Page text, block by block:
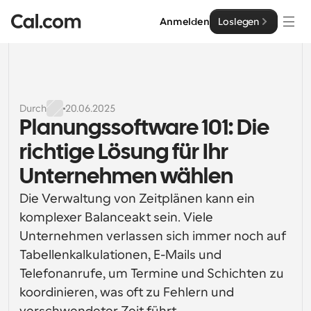
Anmelden Loslegen
Lösungen
Nach Teamgröße
Für Einzelpersonen
Persönliche Terminplanung einfach gemacht
Für Teams
Kollaborative Planung für Gruppen
Für Entwickler
Für Unternehmen
Enterprise
Entwickler
Entwicklerdokumentation
Dokumentation für die Cal.com-Plattform
API
Ressourcen
API
Erstellen Sie Ihre eigenen Integrationen mit unserer
Cal.ai
Preisgestaltung
Durch 20.06.2025
Planungssoftware 101: Die
richtige Lösung für Ihr
Unternehmen wählen
Die Verwaltung von Zeitplänen kann ein
komplexer Balanceakt sein. Viele
Unternehmen verlassen sich immer noch auf
Tabellenkalkulationen, E-Mails und
Telefonanrufe, um Termine und Schichten zu
koordinieren, was oft zu Fehlern und